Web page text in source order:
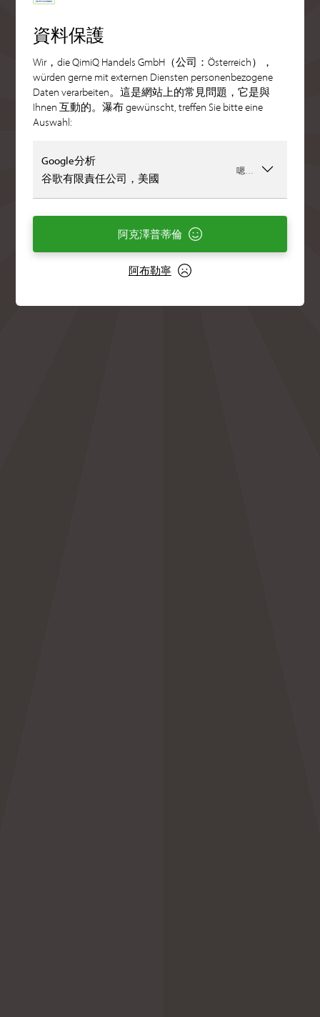
資料保護
Wir，die QimiQ Handels GmbH（公司：Österreich），
würden gerne mit externen Diensten personenbezogene
Daten verarbeiten。這是網站上的常見問題，它是與
Ihnen 互動的。瀑布 gewünscht, treffen Sie bitte eine
Auswahl:
Google分析
谷歌有限責任公司，美國
嗯…
阿布勒寧
阿克澤普蒂倫